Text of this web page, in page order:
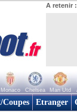
A retenir :
Monaco Chelsea Man Utd
Coupes Etranger